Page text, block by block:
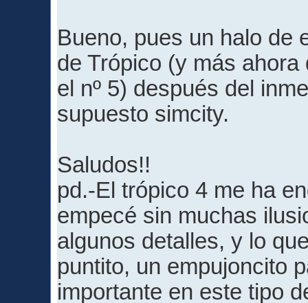
Bueno, pues un halo de
de Trópico (y más
el nº 5) después del
supuesto simcity.
Saludos!!
pd.-El trópico 4 me ha
empecé sin muchas
algunos detalles, y lo
puntito, un empujoncito
importante en este tipo